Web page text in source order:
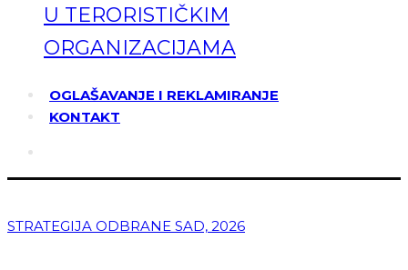
U TERORISTIČKIM
ORGANIZACIJAMA
OGLAŠAVANJE I REKLAMIRANJE
KONTAKT
STRATEGIJA ODBRANE SAD, 2026